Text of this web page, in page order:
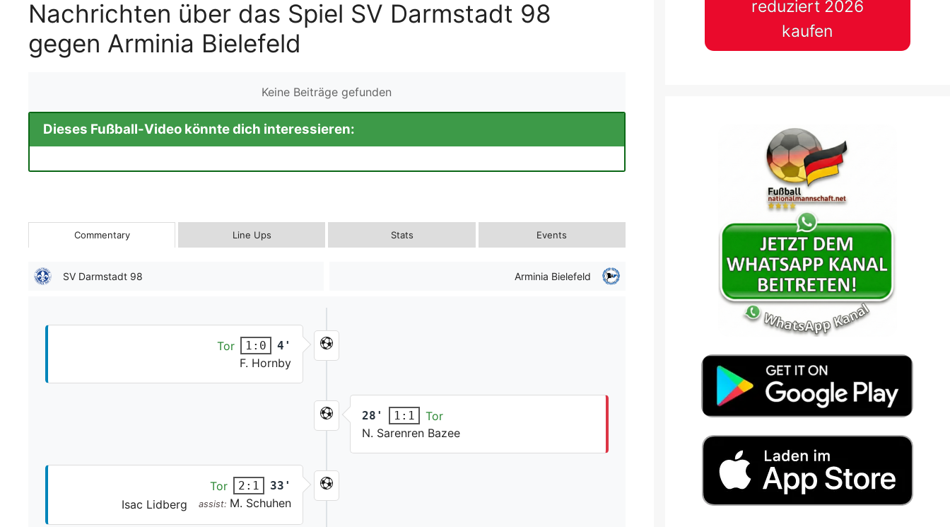
Nachrichten über das Spiel SV Darmstadt 98
gegen Arminia Bielefeld
Keine Beiträge gefunden
Dieses Fußball-Video könnte dich interessieren:
Commentary Line Ups Stats Events
SV Darmstadt 98 Arminia Bielefeld
Tor 1:0 4'
F. Hornby
28' 1:1
Tor
N. Sarenren Bazee
Tor 2:1 33'
Isac Lidberg assist: M. Schuhen
reduziert 2026
kaufen